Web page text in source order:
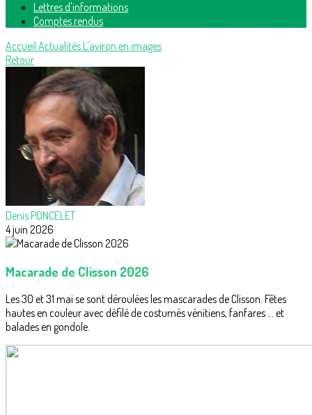
Lettres d'informations
Comptes rendus
Accueil ActualitésL'aviron en images
Retour
Denis PONCELET
4 juin 2026
Macarade de Clisson 2026
Les 30 et 31 mai se sont déroulées les mascarades de Clisson. Fêtes
hautes en couleur avec défilé de costumés vénitiens, fanfares ... et
balades en gondole.